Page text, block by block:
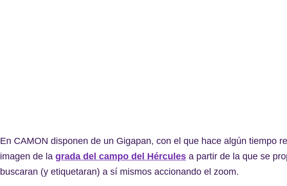
En CAMON disponen de un Gigapan, con el que hace algún tiempo
imagen de la grada del campo del Hércules a partir de la que se
buscaran (y etiquetaran) a sí mismos accionando el zoom.